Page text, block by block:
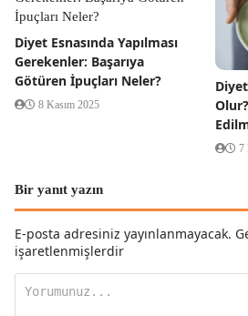
Diyet Esnasında Yapılması
Gerekenler: Başarıya
Götüren İpuçları Neler?
8 Kasım 2025
7
Bir yanıt yazın
E-posta adresiniz yayınlanmayacak.
işaretlenmişlerdir